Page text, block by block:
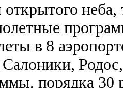
открытого
в 8
Салоники,
порядка 30